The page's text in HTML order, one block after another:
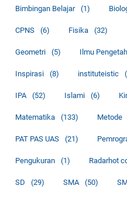
Bimbingan Belajar (1)
CPNS (6) Fisika (32)
Geometri (5) Ilmu
Inspirasi (8) instituteistic
IPA (52) Islami (6)
Matematika (133) Metode
PAT PAS UAS (21)
Pengukuran (1) Radarhot
SD (29) SMA (50)